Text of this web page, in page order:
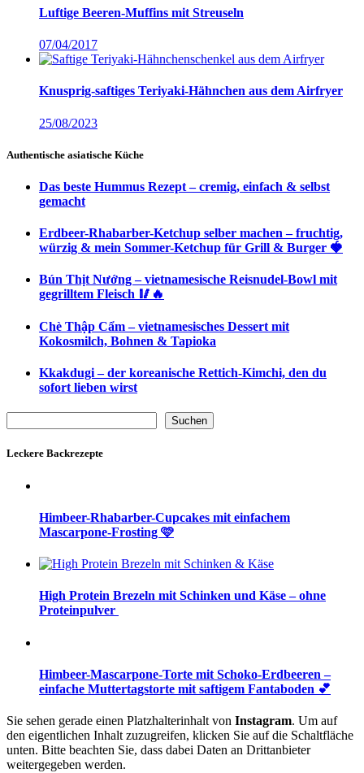
Luftige Beeren-Muffins mit Streuseln
07/04/2017
Knusprig-saftiges Teriyaki-Hähnchen aus dem Airfryer
25/08/2023
Authentische asiatische Küche
Das beste Hummus Rezept – cremig, einfach & selbst
gemacht
Erdbeer-Rhabarber-Ketchup selber machen – fruchtig,
würzig & mein Sommer-Ketchup für Grill & Burger 🍓
Bún Thịt Nướng – vietnamesische Reisnudel-Bowl mit
gegrilltem Fleisch 🥢🔥
Chè Thập Cẩm – vietnamesisches Dessert mit
Kokosmilch, Bohnen & Tapioka
Kkakdugi – der koreanische Rettich-Kimchi, den du
sofort lieben wirst
Suchen
Leckere Backrezepte
Himbeer-Rhabarber-Cupcakes mit einfachem
Mascarpone-Frosting 🩷
High Protein Brezeln mit Schinken und Käse – ohne
Proteinpulver
Himbeer-Mascarpone-Torte mit Schoko-Erdbeeren –
einfache Muttertagstorte mit saftigem Fantaboden 💕
Sie sehen gerade einen Platzhalterinhalt von Instagram. Um auf
den eigentlichen Inhalt zuzugreifen, klicken Sie auf die Schaltfläche
unten. Bitte beachten Sie, dass dabei Daten an Drittanbieter
weitergegeben werden.